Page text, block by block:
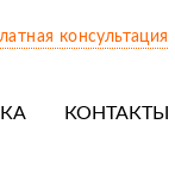
консультация
КОНТАКТЫ